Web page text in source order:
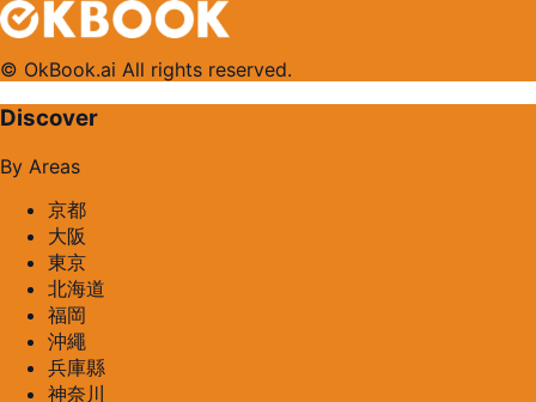
© OkBook.ai All rights reserved.
Discover
By Areas
京都
大阪
東京
北海道
福岡
沖繩
兵庫縣
神奈川